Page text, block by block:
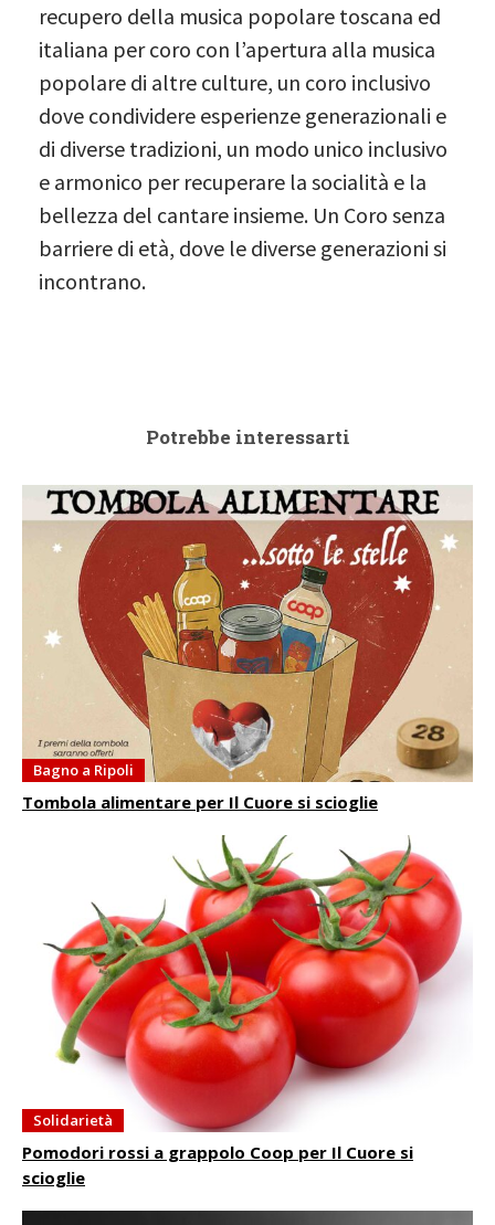
recupero della musica popolare toscana ed
italiana per coro con l’apertura alla musica
popolare di altre culture, un coro inclusivo
dove condividere esperienze generazionali e
di diverse tradizioni, un modo unico inclusivo
e armonico per recuperare la socialità e la
bellezza del cantare insieme. Un Coro senza
barriere di età, dove le diverse generazioni si
incontrano.
Potrebbe interessarti
Bagno a Ripoli
Tombola alimentare per Il Cuore si scioglie
Solidarietà
Pomodori rossi a grappolo Coop per Il Cuore si
scioglie